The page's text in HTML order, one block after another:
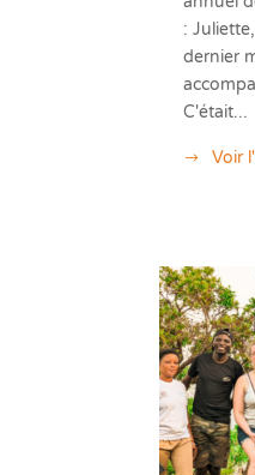
:
dernier
C'était...
Voir